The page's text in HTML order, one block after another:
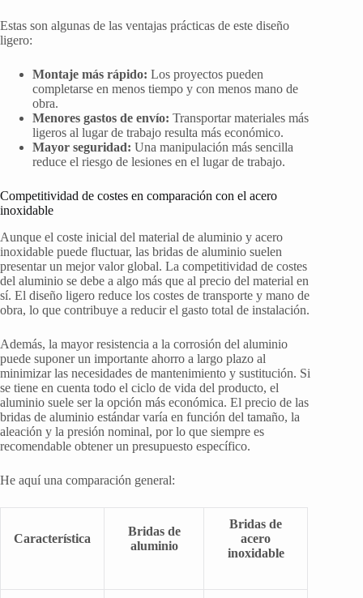
Estas son algunas de las ventajas prácticas de este diseño
ligero:
Montaje más rápido: Los proyectos pueden
completarse en menos tiempo y con menos mano de
obra.
Menores gastos de envío: Transportar materiales más
ligeros al lugar de trabajo resulta más económico.
Mayor seguridad: Una manipulación más sencilla
reduce el riesgo de lesiones en el lugar de trabajo.
Competitividad de costes en comparación con el acero
inoxidable
Aunque el coste inicial del material de aluminio y acero
inoxidable puede fluctuar, las bridas de aluminio suelen
presentar un mejor valor global. La competitividad de costes
del aluminio se debe a algo más que al precio del material en
sí. El diseño ligero reduce los costes de transporte y mano de
obra, lo que contribuye a reducir el gasto total de instalación.
Además, la mayor resistencia a la corrosión del aluminio
puede suponer un importante ahorro a largo plazo al
minimizar las necesidades de mantenimiento y sustitución. Si
se tiene en cuenta todo el ciclo de vida del producto, el
aluminio suele ser la opción más económica. El precio de las
bridas de aluminio estándar varía en función del tamaño, la
aleación y la presión nominal, por lo que siempre es
recomendable obtener un presupuesto específico.
He aquí una comparación general:
Característica
Bridas de
aluminio
Bridas de
acero
inoxidable